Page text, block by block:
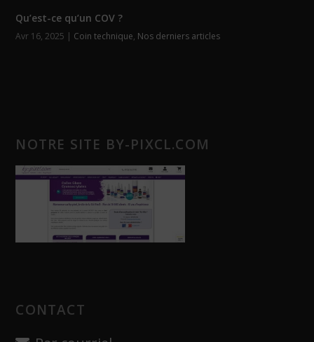
Qu’est-ce qu’un COV ?
Avr 16, 2025 | Coin technique, Nos derniers articles
NOTRE SITE BY-PIXCL.COM
CONTACT